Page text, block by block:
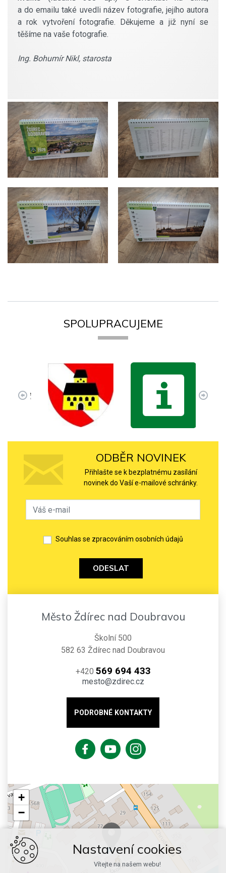
a do emailu také uvedli název fotografie, jejího autora
a rok vytvoření fotografie. Děkujeme a již nyní se
těšíme na vaše fotografie.
Ing. Bohumír Nikl, starosta
SPOLUPRACUJEME
ODBĚR NOVINEK
Přihlašte se k bezplatnému zasílání
novinek do Vaší e-mailové schránky.
Souhlas se zpracováním osobních údajů
ODESLAT
Město Ždírec nad Doubravou
Školní 500
582 63 Ždírec nad Doubravou
+420 569 694 433
mesto@zdirec.cz
PODROBNÉ KONTAKTY
+
−
Nastavení cookies
Vítejte na našem webu!